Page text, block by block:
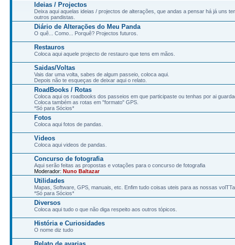
Ideias / Projectos
Deixa aqui aquelas ideias / projectos de alterações, que andas a pensar há já uns
outros pandistas.
Diário de Alterações do Meu Panda
O quê... Como... Porquê? Projectos futuros.
Restauros
Coloca aqui aquele projecto de restauro que tens em mãos.
Saidas/Voltas
Vais dar uma volta, sabes de algum passeio, coloca aqui.
Depois não te esqueças de deixar aqui o relato.
RoadBooks / Rotas
Coloca aqui os roadbooks dos passeios em que participaste ou tenhas por ai
Coloca também as rotas em "formato" GPS.
*Só para Sócios*
Fotos
Coloca aqui fotos de pandas.
Videos
Coloca aqui videos de pandas.
Concurso de fotografia
Aqui serão feitas as propostas e votações para o concurso de fotografia
Moderador: Nuno Baltazar
Utilidades
Mapas, Software, GPS, manuais, etc. Enfim tudo coisas uteis para as nossas
*Só para Sócios*
Diversos
Coloca aqui tudo o que não diga respeito aos outros tópicos.
História e Curiosidades
O nome diz tudo
Relato de avarias